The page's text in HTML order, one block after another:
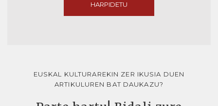
HARPIDETU
EUSKAL KULTURAREKIN ZER IKUSIA DUEN
ARTIKULUREN BAT DAUKAZU?